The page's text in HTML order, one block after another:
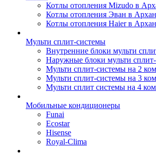
Котлы отопления Mizudo в
Котлы отопления Эван в
Котлы отопления Haier в
Мульти сплит-системы
Внутренние блоки мульти
Наружные блоки мульти
Мульти сплит-системы на 2
Мульти сплит-системы на 3
Мульти сплит системы на 4
Мобильные кондиционеры
Funai
Ecostar
Hisense
Royal-Clima